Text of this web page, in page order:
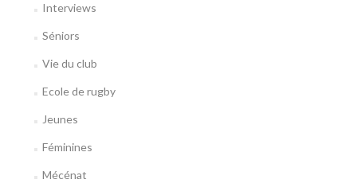
Interviews
Séniors
Vie du club
Ecole de rugby
Jeunes
Féminines
Mécénat